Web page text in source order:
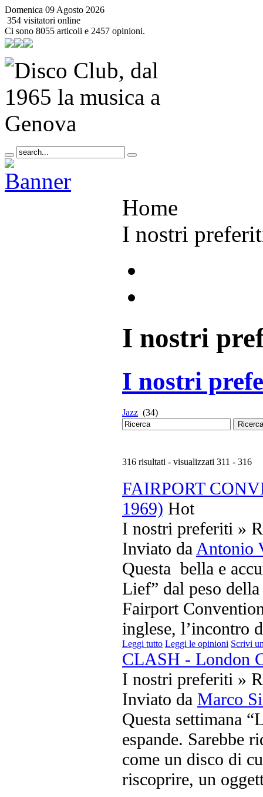
Domenica 09 Agosto 2026
354 visitatori online
Ci sono 8055 articoli e 2457 opinioni.
Home
I nostri
I nostri
I nostri
Jazz (34)
Ricerca
316 risultati - visualizzati 311 - 316
FAIRPORT
1969) Hot
I nostri preferiti »
Inviato da Antonio
Questa bella e
Lief” dal peso
Fairport
inglese, l’incontro
Leggi tutto Leggi le opinioni Scrivi
CLASH - London
I nostri preferiti »
Inviato da Marco
Questa settimana
espande. Sarebbe
come un disco di
riscoprire, un